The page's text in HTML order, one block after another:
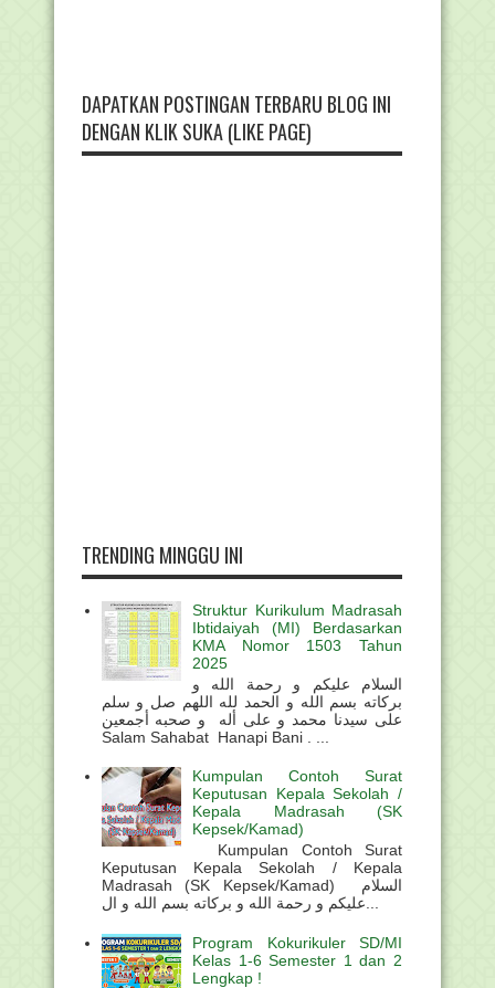
DAPATKAN POSTINGAN TERBARU BLOG INI
DENGAN KLIK SUKA (LIKE PAGE)
TRENDING MINGGU INI
Struktur Kurikulum Madrasah
Ibtidaiyah (MI) Berdasarkan
KMA Nomor 1503 Tahun
2025
السلام عليكم و رحمة الله و
بركاته بسم الله و الحمد لله اللهم صل و سلم
على سيدنا محمد و على أله و صحبه أجمعين
Salam Sahabat Hanapi Bani . ...
Kumpulan Contoh Surat
Keputusan Kepala Sekolah /
Kepala Madrasah (SK
Kepsek/Kamad)
Kumpulan Contoh Surat
Keputusan Kepala Sekolah / Kepala
Madrasah (SK Kepsek/Kamad) السلام
عليكم و رحمة الله و بركاته بسم الله و ال...
Program Kokurikuler SD/MI
Kelas 1-6 Semester 1 dan 2
Lengkap !